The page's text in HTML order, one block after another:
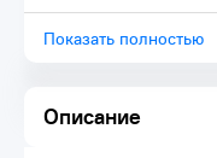
Описание
Показать полностью